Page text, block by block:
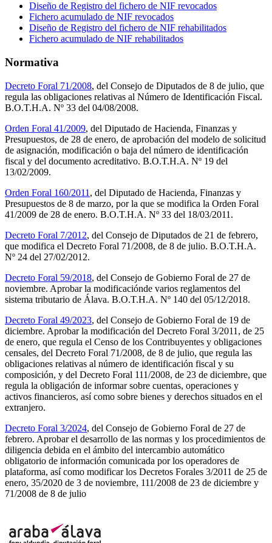
Diseño de Registro del fichero de NIF revocados
Fichero acumulado de NIF revocados
Diseño de Registro del fichero de NIF rehabilitados
Fichero acumulado de NIF rehabilitados
Normativa
Decreto Foral 71/2008, del Consejo de Diputados de 8 de julio, que
regula las obligaciones relativas al Número de Identificación Fiscal.
B.O.T.H.A. Nº 33 del 04/08/2008.
Orden Foral 41/2009, del Diputado de Hacienda, Finanzas y
Presupuestos, de 28 de enero, de aprobación del modelo de solicitud
de asignación, modificación o baja del número de identificación
fiscal y del documento acreditativo. B.O.T.H.A. Nº 19 del
13/02/2009.
Orden Foral 160/2011 , del Diputado de Hacienda, Finanzas y
Presupuestos de 8 de marzo, por la que se modifica la Orden Foral
41/2009 de 28 de enero. B.O.T.H.A. Nº 33 del 18/03/2011.
Decreto Foral 7/2012, del Consejo de Diputados de 21 de febrero,
que modifica el Decreto Foral 71/2008, de 8 de julio. B.O.T.H.A.
Nº 24 del 27/02/2012.
Decreto Foral 59/2018, del Consejo de Gobierno Foral de 27 de
noviembre. Aprobar la modificaciónde varios reglamentos del
sistema tributario de Álava. B.O.T.H.A. Nº 140 del 05/12/2018.
Decreto Foral 49/2023, del Consejo de Gobierno Foral de 19 de
diciembre. Aprobar la modificación del Decreto Foral 3/2011, de 25
de enero, que regula el Censo de los Contribuyentes y obligaciones
censales, del Decreto Foral 71/2008, de 8 de julio, que regula las
obligaciones relativas al número de identificación fiscal y su
composición, y del Decreto Foral 111/2008, de 23 de diciembre, que
regula la obligación de informar sobre cuentas, operaciones y
activos financieros, así como sobre bienes y derechos situados en el
extranjero.
Decreto Foral 3/2024, del Consejo de Gobierno Foral de 27 de
febrero. Aprobar el desarrollo de las normas y los procedimientos de
diligencia debida en el ámbito del intercambio automático
obligatorio de información comunicada por los operadores de
plataforma, así como modificar los Decretos Forales 3/2011 de 25 de
enero, 35/2020 de 3 de noviembre, 111/2008 de 23 de diciembre y
71/2008 de 8 de julio